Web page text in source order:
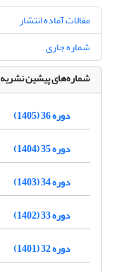
مقالات آماده انتشار
شماره جاری
شماره‌های پیشین نشریه
دوره 36 (1405)
دوره 35 (1404)
دوره 34 (1403)
دوره 33 (1402)
دوره 32 (1401)